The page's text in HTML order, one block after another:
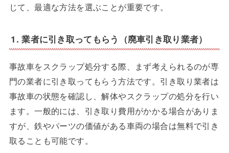
じて、最適な方法を選ぶことが重要です。
1. 業者に引き取ってもらう（廃車引き取り業者）
事故車をスクラップ処分する際、まず考えられるのが専
門の業者に引き取ってもらう方法です。引き取り業者は
事故車の状態を確認し、解体やスクラップの処分を行い
ます。一般的には、引き取り費用がかかる場合がありま
すが、鉄やパーツの価値がある車両の場合は無料で引き
取ることも可能です。